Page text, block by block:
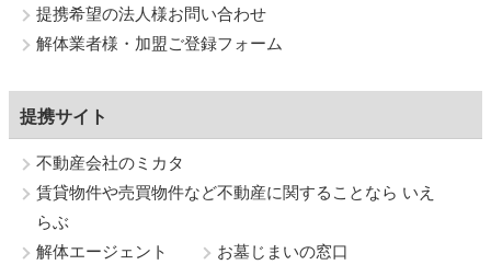
提携希望の法人様お問い合わせ
解体業者様・加盟ご登録フォーム
提携サイト
不動産会社のミカタ
賃貸物件や売買物件など不動産に関することなら いえ
らぶ
解体エージェント
お墓じまいの窓口